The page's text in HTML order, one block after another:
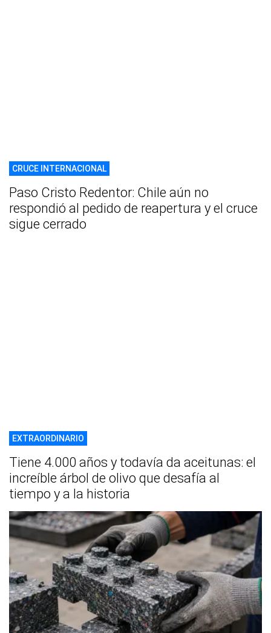
CRUCE INTERNACIONAL
Paso Cristo Redentor: Chile aún no
respondió al pedido de reapertura y el cruce
sigue cerrado
EXTRAORDINARIO
Tiene 4.000 años y todavía da aceitunas: el
increíble árbol de olivo que desafía al
tiempo y a la historia